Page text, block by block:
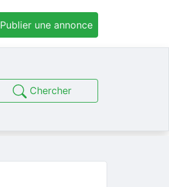
Publier une annonce
Chercher